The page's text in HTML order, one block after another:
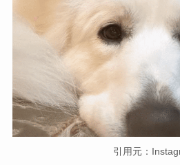
引用元：